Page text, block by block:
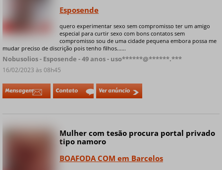
Esposende
quero experimentar sexo sem compromisso ter um amigo
especial para curtir sexo com bons contatos sem
compromisso sou de uma cidade pequena embora possa me
mudar preciso de discrição pois tenho filhos......
Nobusolios - Esposende - 49 anos - uso******@******.***
16/02/2023 às 08h45
Mensagem Contato Ver anúncio
Online
Mulher com tesão procura portal privado
tipo namoro
BOAFODA COM em Barcelos